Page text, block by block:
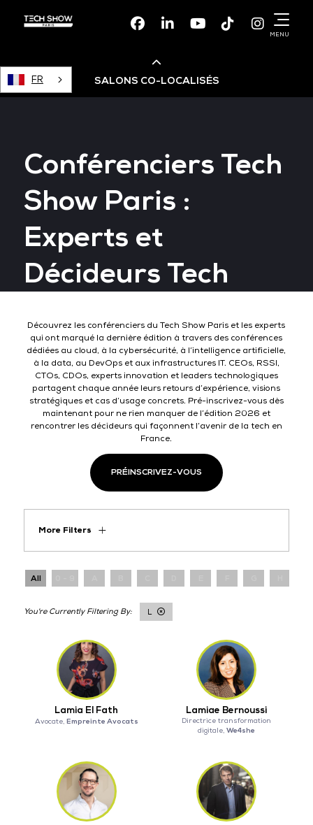
FacebookLinkedinYoutubeTikTok
MENU
FR SALONS CO-LOCALISÉS
Devops Live
Cloud & Cyber Security
Conférenciers Tech
Show Paris :
Experts et
Décideurs Tech
Découvrez les conférenciers du Tech Show Paris et les experts
qui ont marqué la dernière édition à travers des conférences
dédiées au cloud, à la cybersécurité, à l’intelligence artificielle,
à la data, au DevOps et aux infrastructures IT. CEOs, RSSI,
CTOs, CDOs, experts innovation et leaders technologiques
partagent chaque année leurs retours d’expérience, visions
stratégiques et cas d’usage concrets. Pré-inscrivez-vous dès
maintenant pour ne rien manquer de l’édition 2026 et
rencontrer les décideurs qui façonnent l’avenir de la tech en
France.
PRÉINSCRIVEZ-VOUS
More Filters
All
L
Lamia El Fath
Avocate, Empreinte Avocats
Lamiae Bernoussi
Directrice transformation
digitale,We4she